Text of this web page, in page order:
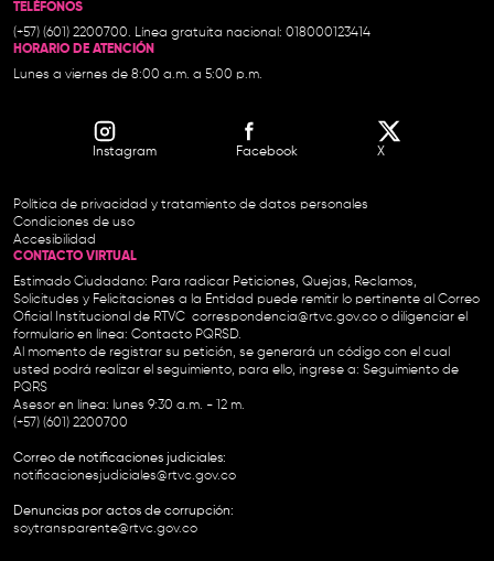
TELÉFONOS
(+57) (601) 2200700. Línea gratuita nacional: 018000123414
HORARIO DE ATENCIÓN
Lunes a viernes de 8:00 a.m. a 5:00 p.m.
Instagram Facebook X
Política de privacidad y tratamiento de datos personales
Condiciones de uso
Accesibilidad
CONTACTO VIRTUAL
Estimado Ciudadano: Para radicar Peticiones, Quejas, Reclamos,
Solicitudes y Felicitaciones a la Entidad puede remitir lo pertinente al Correo
Oficial Institucional de RTVC correspondencia@rtvc.gov.co o diligenciar el
formulario en línea: Contacto PQRSD.
Al momento de registrar su petición, se generará un código con el cual
usted podrá realizar el seguimiento, para ello, ingrese a: Seguimiento de
PQRS
Asesor en línea: lunes 9:30 a.m. - 12 m.
(+57) (601) 2200700
Correo de notificaciones judiciales:
notificacionesjudiciales@rtvc.gov.co
Denuncias por actos de corrupción:
soytransparente@rtvc.gov.co